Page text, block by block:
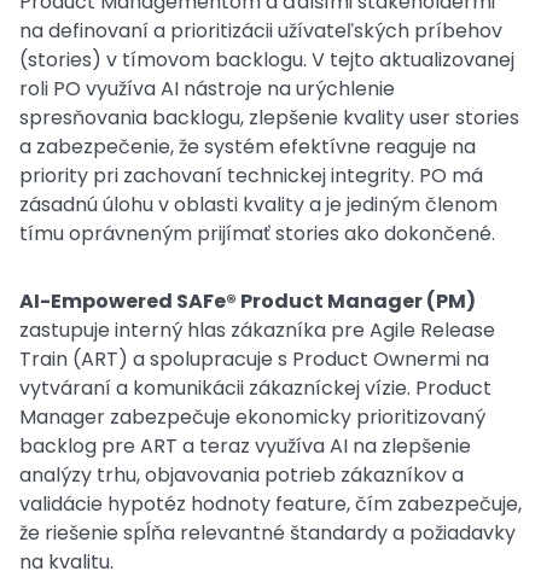
na definovaní a prioritizácii užívateľských príbehov
(stories) v tímovom backlogu. V tejto aktualizovanej
roli PO využíva AI nástroje na urýchlenie
spresňovania backlogu, zlepšenie kvality user stories
a zabezpečenie, že systém efektívne reaguje na
priority pri zachovaní technickej integrity. PO má
zásadnú úlohu v oblasti kvality a je jediným členom
tímu oprávneným prijímať stories ako dokončené.
AI-Empowered SAFe® Product Manager (PM)
zastupuje interný hlas zákazníka pre Agile Release
Train (ART) a spolupracuje s Product Ownermi na
vytváraní a komunikácii zákazníckej vízie. Product
Manager zabezpečuje ekonomicky prioritizovaný
backlog pre ART a teraz využíva AI na zlepšenie
analýzy trhu, objavovania potrieb zákazníkov a
validácie hypotéz hodnoty feature, čím zabezpečuje,
že riešenie spĺňa relevantné štandardy a požiadavky
na kvalitu.